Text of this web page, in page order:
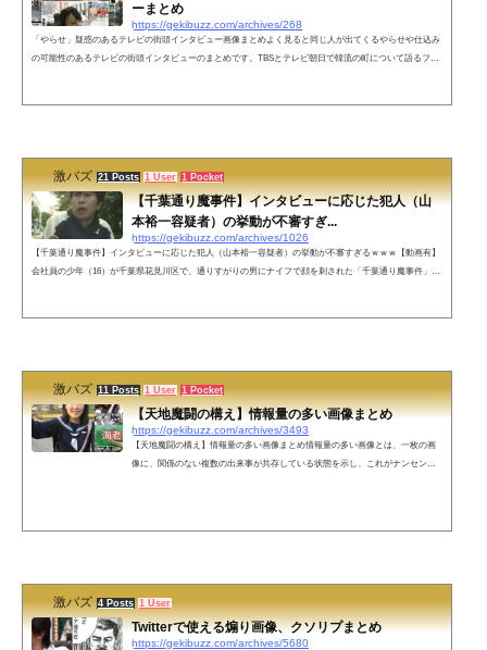
ーまとめ
https://gekibuzz.com/archives/268
「やらせ」疑惑のあるテレビの街頭インタビュー画像まとめよく見ると同じ人が出てくるやらせや仕込み
の可能性のあるテレビの街頭インタビューのまとめです。TBSとテレビ朝日で韓流の町について語るファ
激バズ 21 Posts 1 User 1 Pocket
【千葉通り魔事件】インタビューに応じた犯人（山
本裕一容疑者）の挙動が不審すぎ...
https://gekibuzz.com/archives/1026
【千葉通り魔事件】インタビューに応じた犯人（山本裕一容疑者）の挙動が不審すぎるｗｗｗ【動画有】
会社員の少年（16）が千葉県花見川区で、通りすがりの男にナイフで顔を刺された「千葉通り魔事件」
激バズ 11 Posts 1 User 1 Pocket
【天地魔闘の構え】情報量の多い画像まとめ
https://gekibuzz.com/archives/3493
【天地魔闘の構え】情報量の多い画像まとめ情報量の多い画像とは、一枚の画
像に、関係のない複数の出来事が共存している状態を示し、これがナンセンス
激バズ 4 Posts 1 User
Twitterで使える煽り画像、クソリプまとめ
https://gekibuzz.com/archives/5680